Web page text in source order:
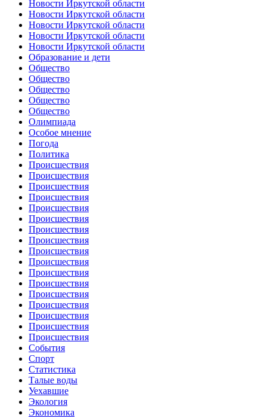
Новости Иркутской области
Новости Иркутской области
Новости Иркутской области
Новости Иркутской области
Новости Иркутской области
Образование и дети
Общество
Общество
Общество
Общество
Общество
Олимпиада
Особое мнение
Погода
Политика
Происшествия
Происшествия
Происшествия
Происшествия
Происшествия
Происшествия
Происшествия
Происшествия
Происшествия
Происшествия
Происшествия
Происшествия
Происшествия
Происшествия
Происшествия
Происшествия
Происшествия
События
Спорт
Статистика
Талые воды
Уехавшие
Экология
Экономика